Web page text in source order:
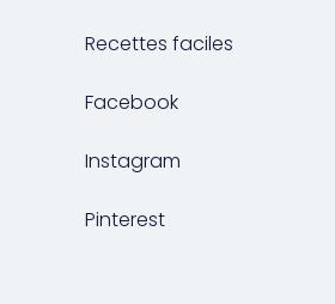
Recettes faciles
Facebook
Instagram
Pinterest